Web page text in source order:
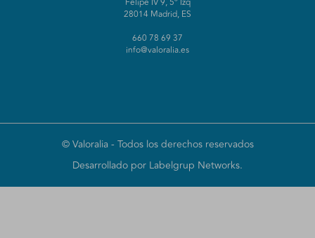
28014 Madrid, ES
660 78 69 37
info@valoralia.es
©Valoralia- Todos los derechos reservados
Desarrollado por Labelgrup Networks.